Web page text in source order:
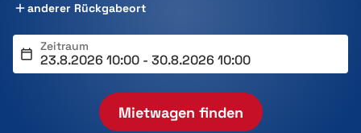
anderer Rückgabeort
Zeitraum
Mietwagen finden